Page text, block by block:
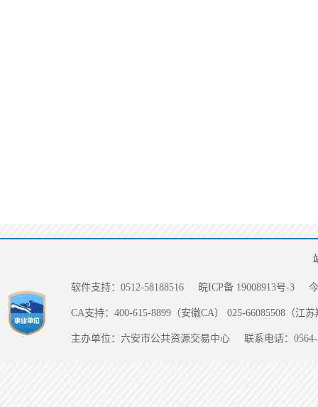
软件支持：0512-58188516 皖ICP备 19008913号-3
CA支持：400-615-8899（安徽CA） 025-66085508（江
主办单位：六安市公共资源交易中心 联系电话：0564-